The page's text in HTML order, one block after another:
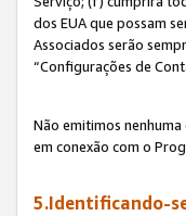
dos EUA que possam
Associados serão
“Configurações de
Não emitimos
em conexão com o
5.Identificando-